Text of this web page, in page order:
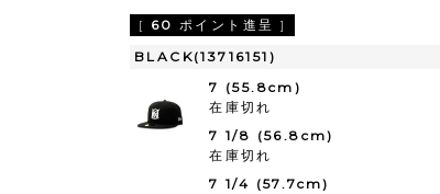
[ 60 ポイント進呈 ]
BLACK(13716151)
7 (55.8cm)
在庫切れ
7 1/8 (56.8cm)
在庫切れ
7 1/4 (57.7cm)